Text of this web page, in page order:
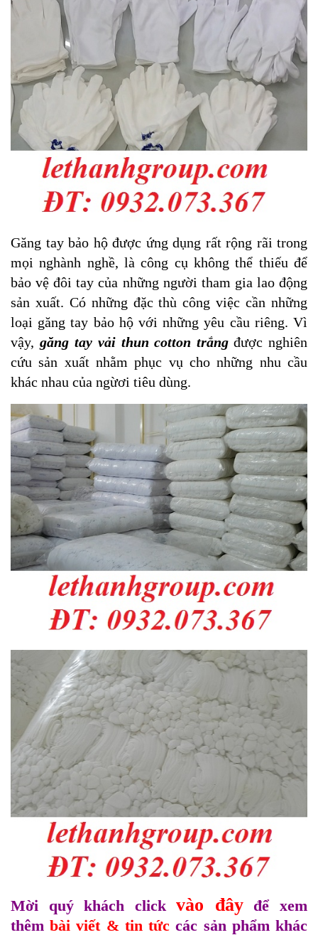
Găng tay bảo hộ được ứng dụng rất rộng rãi trong
mọi nghành nghề, là công cụ không thể thiếu để
bảo vệ đôi tay của những người tham gia lao động
sản xuất. Có những đặc thù công việc cần những
loại găng tay bảo hộ với những yêu cầu riêng. Vì
vậy, găng tay vải thun cotton trắng được nghiên
cứu sản xuất nhằm phục vụ cho những nhu cầu
khác nhau của ngừơi tiêu dùng.
Mời quý khách clickvào đâyđể xem
thêmbài viết & tin tức các sản phẩm khác